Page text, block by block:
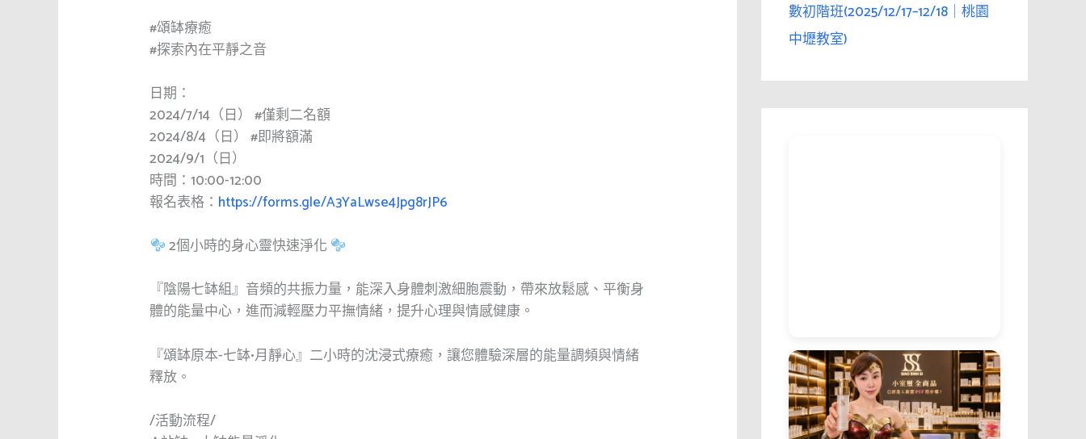
#頌缽療癒
#探索內在平靜之音
日期：
2024/7/14（日）#僅剩二名額
2024/8/4（日）#即將額滿
2024/9/1（日）
時間：10:00-12:00
報名表格： https://forms.gle/A3YaLwse4Jpg8rJP6
2個小時的身心靈快速淨化
『陰陽七缽組』音頻的共振力量，能深入身體刺激細胞震動，帶來放鬆感、平衡身
體的能量中心，進而減輕壓力平撫情緒，提升心理與情感健康。
『頌缽原本-七缽•月靜心』二小時的沈浸式療癒，讓您體驗深層的能量調頻與情緒
釋放。
/活動流程/
數初階班(2025/12/17–12/18｜桃園
中壢教室)